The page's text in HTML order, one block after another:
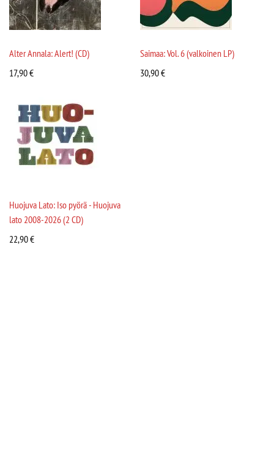
Alter Annala: Alert! (CD)
17,90€
Saimaa: Vol. 6 (valkoinen LP)
30,90€
Huojuva Lato: Iso pyörä - Huojuva
lato 2008-2026 (2 CD)
22,90€